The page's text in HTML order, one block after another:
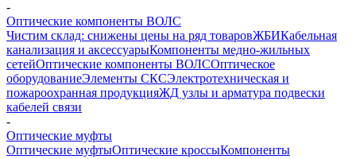
-
Оптические компоненты ВОЛС
Чистим склад: снижены цены на ряд товаровЖБИКабельная
канализация и аксессуарыКомпоненты медно-жильных
сетейОптические компоненты ВОЛСОптическое
оборудованиеЭлементы СКСЭлектротехническая и
пожароохранная продукцияЖД узлы и арматура подвески
кабелей связи
-
Оптические муфты
Оптические муфтыОптические кроссыКомпоненты